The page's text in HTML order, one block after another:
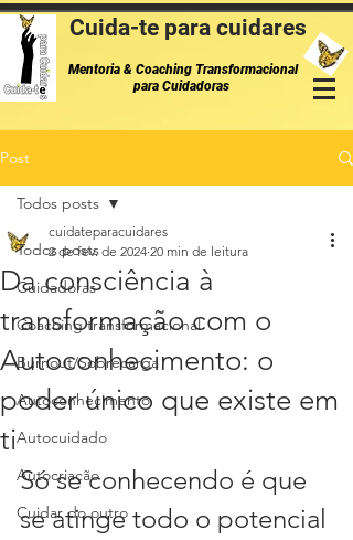
Cuida-te para cuidares
Mentoria & Coaching Transformacional
para Cuidadoras
Post
Todos posts
Cuidadoras
Coaching transformacional
Burnout/Sobrecarga
Autoconhecimento
Autocuidado
Autocriação
Cuidar do outro
Todos posts
Da consciência à
transformação com o
Autoconhecimento: o
poder único que existe em
ti
cuidateparacuidares
2 de fev. de 2024 20 min de leitura
Só se conhecendo é que
se atinge todo o potencial